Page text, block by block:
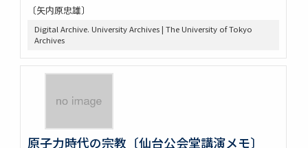
〔矢内原忠雄〕
Digital Archive. University Archives | The University of Tokyo
Archives
原子力時代の宗教〔仙台公会堂講演メモ〕